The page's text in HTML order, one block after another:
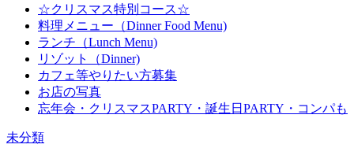
☆クリスマス特別コース☆
料理メニュー（Dinner Food Menu)
ランチ（Lunch Menu)
リゾット（Dinner)
カフェ等やりたい方募集
お店の写真
忘年会・クリスマスPARTY・誕生日PARTY・コンパも
未分類